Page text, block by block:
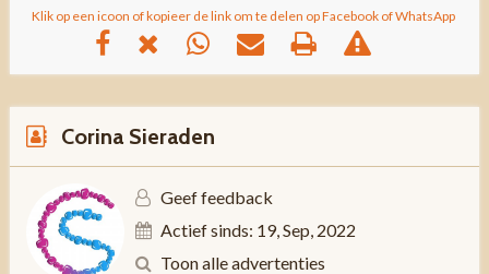
Klik op een icoon of kopieer de link om te delen op Facebook of WhatsApp
Corina Sieraden
Geef feedback
Actief sinds: 19, Sep, 2022
Toon alle advertenties